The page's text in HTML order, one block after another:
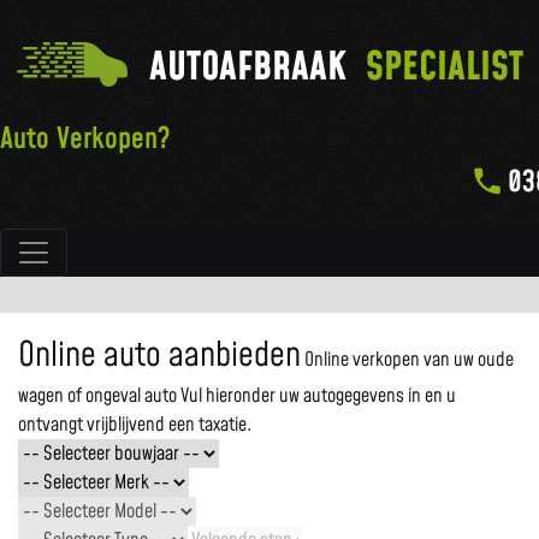
Hoofdnavigatie
AUTOAFBRAAK SPECIALIST
Auto Verkopen?
Online auto aanbieden Online verkopen van uw oude
wagen of ongeval autoVul hieronder uw autogegevens in en u
ontvangt vrijblijvend een taxatie.